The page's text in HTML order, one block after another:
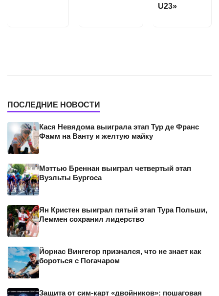
U23»
ПОСЛЕДНИЕ НОВОСТИ
Кася Невядома выиграла этап Тур де Франс
Фамм на Ванту и желтую майку
Мэттью Бреннан выиграл четвертый этап
Вуэльты Бургоса
Ян Кристен выиграл пятый этап Тура Польши,
Леммен сохранил лидерство
Йорнас Вингегор признался, что не знает как
бороться с Погачаром
Защита от сим-карт «двойников»: пошаговая